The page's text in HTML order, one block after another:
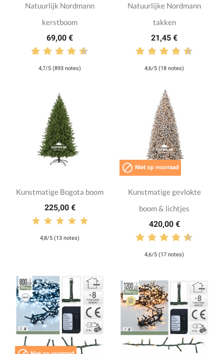
Natuurlijk Nordmann
kerstboom
69,00 €
4,7/5 (893 notes)
Natuurlijke Nordmann
takken
21,45 €
4,6/5 (18 notes)
Kunstmatige Bogota boom
225,00 €
4,8/5 (13 notes)
 Niet op voorraad
Kunstmatige gevlokte
boom & lichtjes
420,00 €
4,6/5 (17 notes)